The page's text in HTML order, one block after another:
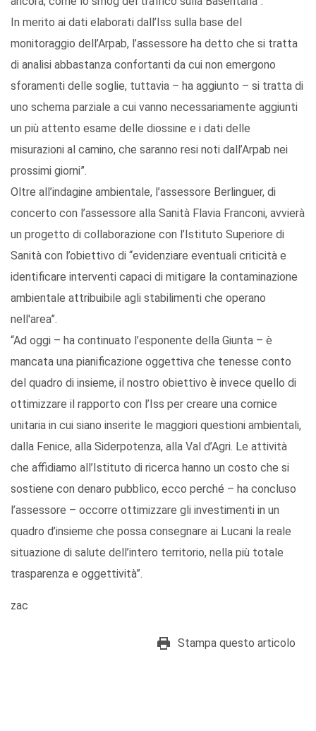
In merito ai dati elaborati dall’Iss sulla base del
monitoraggio dell’Arpab, l’assessore ha detto che si tratta
di analisi abbastanza confortanti da cui non emergono
sforamenti delle soglie, tuttavia – ha aggiunto – si tratta di
uno schema parziale a cui vanno necessariamente aggiunti
un più attento esame delle diossine e i dati delle
misurazioni al camino, che saranno resi noti dall’Arpab nei
prossimi giorni”.
Oltre all’indagine ambientale, l’assessore Berlinguer, di
concerto con l’assessore alla Sanità Flavia Franconi, avvierà
un progetto di collaborazione con l’Istituto Superiore di
Sanità con l’obiettivo di “evidenziare eventuali criticità e
identificare interventi capaci di mitigare la contaminazione
ambientale attribuibile agli stabilimenti che operano
nell'area”.
“Ad oggi – ha continuato l’esponente della Giunta – è
mancata una pianificazione oggettiva che tenesse conto
del quadro di insieme, il nostro obiettivo è invece quello di
ottimizzare il rapporto con l’Iss per creare una cornice
unitaria in cui siano inserite le maggiori questioni ambientali,
dalla Fenice, alla Siderpotenza, alla Val d’Agri. Le attività
che affidiamo all’Istituto di ricerca hanno un costo che si
sostiene con denaro pubblico, ecco perché – ha concluso
l’assessore – occorre ottimizzare gli investimenti in un
quadro d’insieme che possa consegnare ai Lucani la reale
situazione di salute dell’intero territorio, nella più totale
trasparenza e oggettività”.
zac
Stampa questo articolo